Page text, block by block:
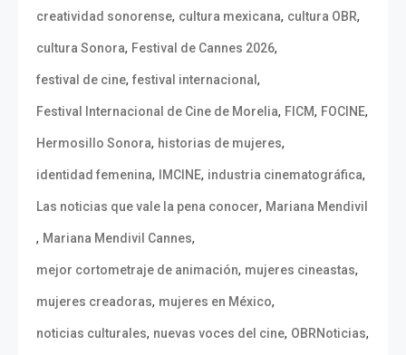
creatividad sonorense, cultura mexicana, cultura OBR,
cultura Sonora, Festival de Cannes 2026,
festival de cine, festival internacional ,
Festival Internacional de Cine de Morelia, FICM, FOCINE,
Hermosillo Sonora, historias de mujeres,
identidad femenina, IMCINE, industria cinematográfica,
Las noticias que vale la pena conocer, Mariana Mendivil
, Mariana Mendivil Cannes,
mejor cortometraje de animación, mujeres cineastas,
mujeres creadoras, mujeres en México,
noticias culturales, nuevas voces del cine, OBRNoticias,